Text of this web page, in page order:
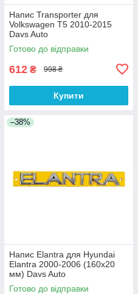
Напис Transporter для
Volkswagen T5 2010-2015
Davs Auto
Готово до відправки
612 ₴ 998 ₴
Купити
–38%
Напис Elantra для Hyundai
Elantra 2000-2006 (160х20
мм) Davs Auto
Готово до відправки